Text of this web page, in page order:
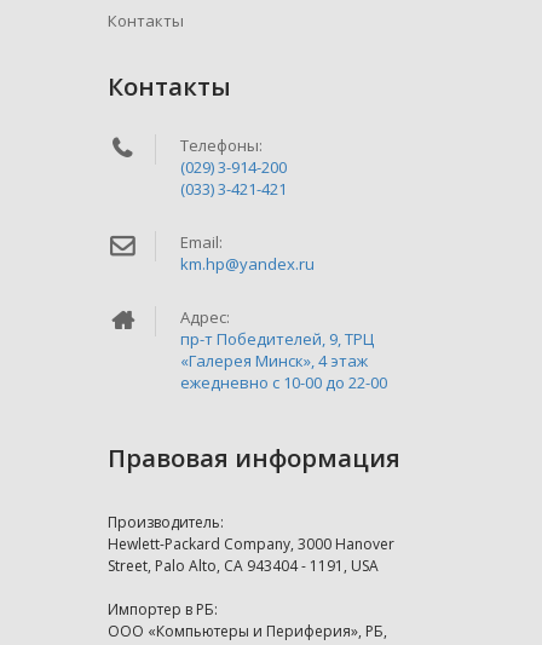
Контакты
Контакты
Телефоны:
(029) 3-914-200
(033) 3-421-421
Email:
km.hp@yandex.ru
Адрес:
пр-т Победителей, 9, ТРЦ
«Галерея Минск», 4 этаж
ежедневно c 10-00 до 22-00
Правовая информация
Производитель:
Hewlett-Packard Company, 3000 Hanover
Street, Palo Alto, CA 943404 - 1191, USA
Импортер в РБ:
ООО «Компьютеры и Периферия», РБ,